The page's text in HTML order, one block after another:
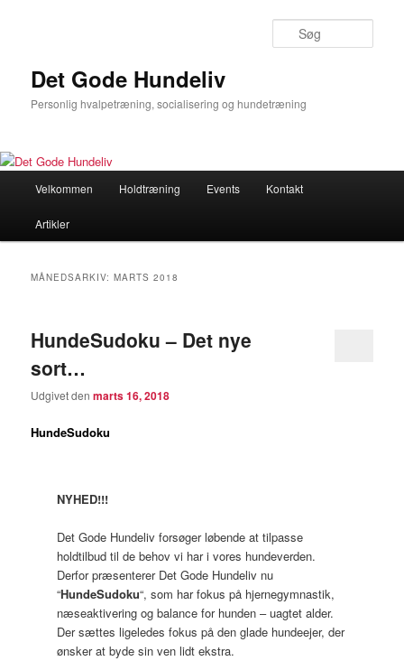
Det Gode Hundeliv
Personlig hvalpetræning, socialisering og hundetræning
Fortsæt
til
Fortsæt
til
Velkommen Holdtræning Events Kontakt
Artikler
MÅNEDSARKIV:MARTS 2018
HundeSudoku – Det nye
sort…
Udgivet denmarts 16, 2018
HundeSudoku
NYHED!!!
Det Gode Hundeliv forsøger løbende at tilpasse
holdtilbud til de behov vi har i vores hundeverden.
Derfor præsenterer Det Gode Hundeliv nu
“HundeSudoku“, som har fokus på hjernegymnastik,
næseaktivering og balance for hunden – uagtet alder.
Der sættes ligeledes fokus på den glade hundeejer, der
ønsker at byde sin ven lidt ekstra.